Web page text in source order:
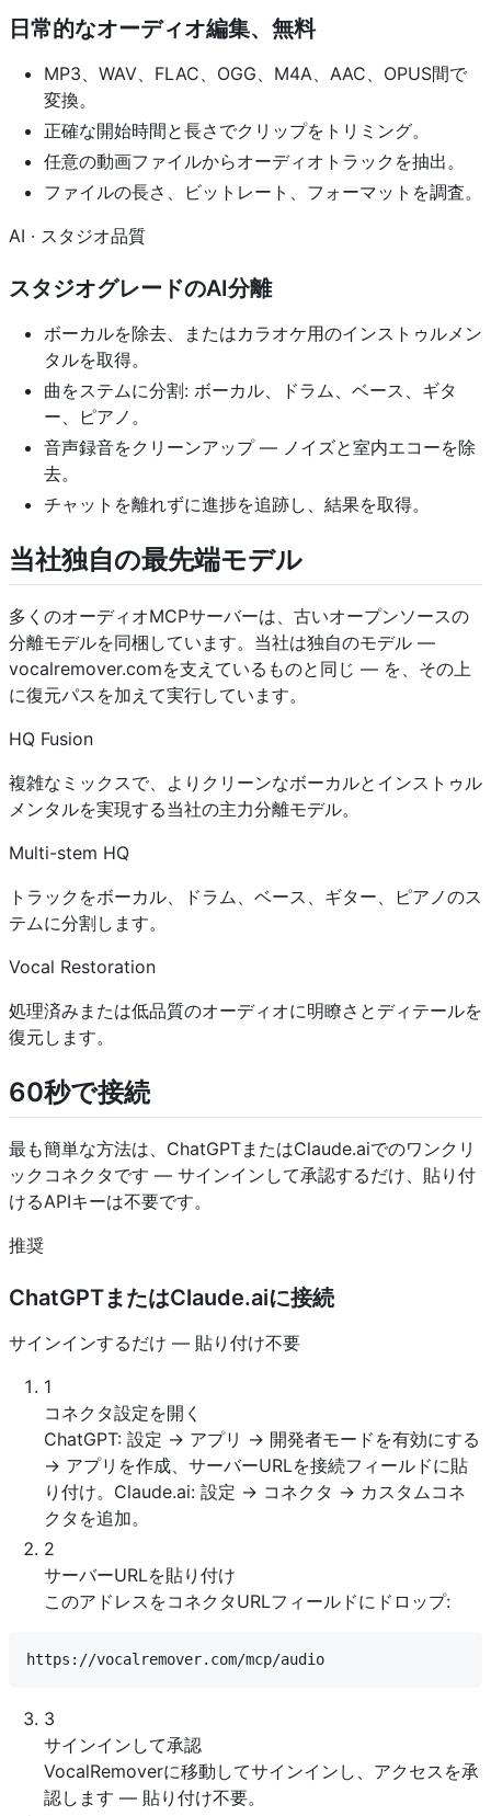
日常的なオーディオ編集、無料
MP3、WAV、FLAC、OGG、M4A、AAC、OPUS間で
変換。
正確な開始時間と長さでクリップをトリミング。
任意の動画ファイルからオーディオトラックを抽出。
ファイルの長さ、ビットレート、フォーマットを調査。
AI · スタジオ品質
スタジオグレードのAI分離
ボーカルを除去、またはカラオケ用のインストゥルメン
タルを取得。
曲をステムに分割: ボーカル、ドラム、ベース、ギタ
ー、ピアノ。
音声録音をクリーンアップ — ノイズと室内エコーを除
去。
チャットを離れずに進捗を追跡し、結果を取得。
当社独自の最先端モデル
多くのオーディオMCPサーバーは、古いオープンソースの
分離モデルを同梱しています。当社は独自のモデル —
vocalremover.comを支えているものと同じ — を、その上
に復元パスを加えて実行しています。
HQ Fusion
複雑なミックスで、よりクリーンなボーカルとインストゥル
メンタルを実現する当社の主力分離モデル。
Multi-stem HQ
トラックをボーカル、ドラム、ベース、ギター、ピアノのス
テムに分割します。
Vocal Restoration
処理済みまたは低品質のオーディオに明瞭さとディテールを
復元します。
60秒で接続
最も簡単な方法は、ChatGPTまたはClaude.aiでのワンクリ
ックコネクタです — サインインして承認するだけ、貼り付
けるAPIキーは不要です。
推奨
ChatGPTまたはClaude.aiに接続
サインインするだけ — 貼り付け不要
1
コネクタ設定を開く
ChatGPT: 設定 → アプリ → 開発者モードを有効にする
→ アプリを作成、サーバーURLを接続フィールドに貼
り付け。Claude.ai: 設定 → コネクタ → カスタムコネ
クタを追加。
2
サーバーURLを貼り付け
このアドレスをコネクタURLフィールドにドロップ:
3
サインインして承認
VocalRemoverに移動してサインインし、アクセスを承
認します — 貼り付け不要。